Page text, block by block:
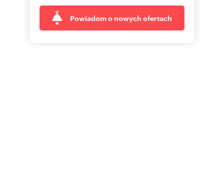
Powiadom o nowych ofertach